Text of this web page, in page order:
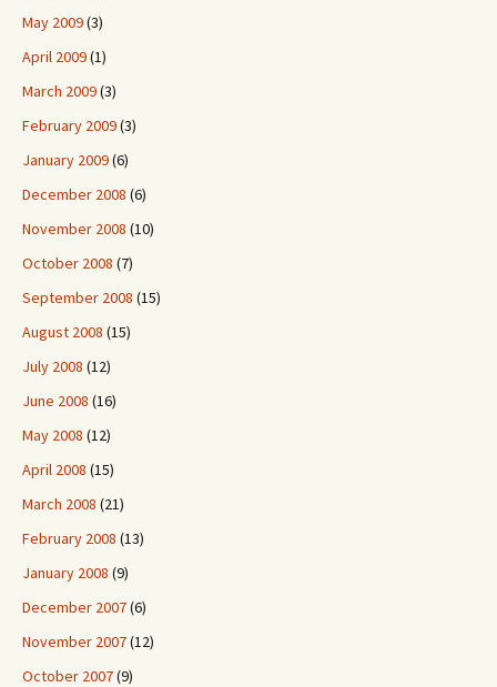
May 2009(3)
April 2009(1)
March 2009(3)
February 2009(3)
January 2009(6)
December 2008 (6)
November 2008 (10)
October 2008 (7)
September 2008 (15)
August 2008 (15)
July 2008 (12)
June 2008 (16)
May 2008 (12)
April 2008 (15)
March 2008 (21)
February 2008 (13)
January 2008 (9)
December 2007(6)
November 2007(12)
October 2007(9)